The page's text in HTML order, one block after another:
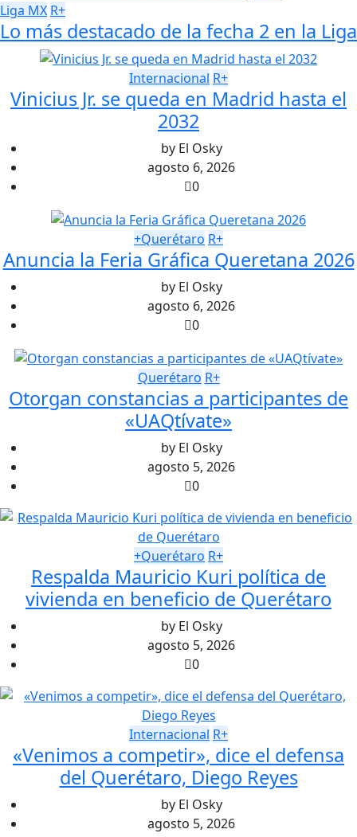
Liga MX R+
Lo más destacado de la fecha 2 en la Liga
Internacional R+
Vinicius Jr. se queda en Madrid hasta el
2032
by El Osky
agosto 6, 2026
0
+Querétaro R+
Anuncia la Feria Gráfica Queretana 2026
by El Osky
agosto 6, 2026
0
Querétaro R+
Otorgan constancias a participantes de
«UAQtívate»
by El Osky
agosto 5, 2026
0
+Querétaro R+
Respalda Mauricio Kuri política de
vivienda en beneficio de Querétaro
by El Osky
agosto 5, 2026
0
Internacional R+
«Venimos a competir», dice el defensa
del Querétaro, Diego Reyes
by El Osky
agosto 5, 2026